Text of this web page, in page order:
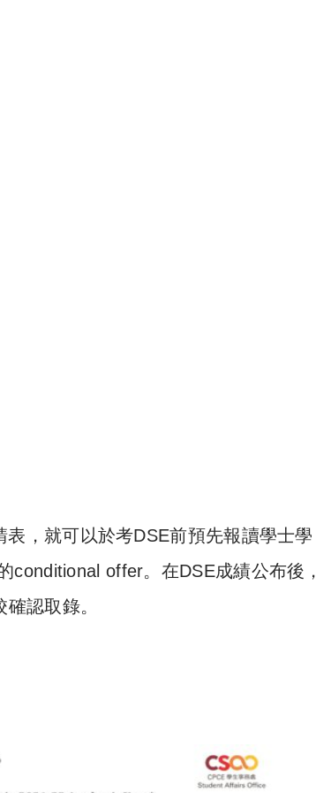
表，就可以於考DSE前預先報讀學士學
conditional offer。在DSE成績公布後，
認取錄。